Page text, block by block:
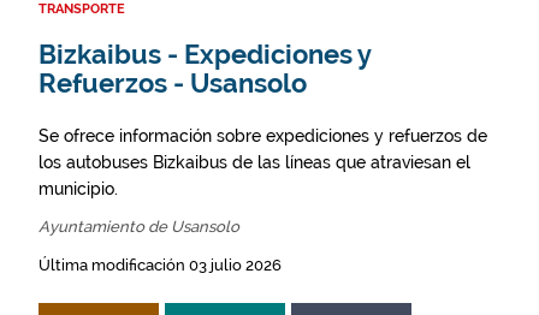
TRANSPORTE
Bizkaibus - Expediciones y
Refuerzos - Usansolo
Se ofrece información sobre expediciones y refuerzos de
los autobuses Bizkaibus de las líneas que atraviesan el
municipio.
Ayuntamiento de Usansolo
Última modificación 03 julio 2026